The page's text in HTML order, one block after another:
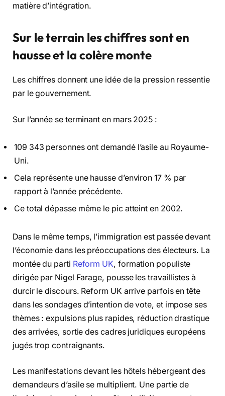
matière d’intégration.
Sur le terrain les chiffres sont en
hausse et la colère monte
Les chiffres donnent une idée de la pression ressentie
par le gouvernement.
Sur l’année se terminant en mars 2025 :
109 343 personnes ont demandé l’asile au Royaume-
Uni.
Cela représente une hausse d’environ 17 % par
rapport à l’année précédente.
Ce total dépasse même le pic atteint en 2002.
Dans le même temps, l’immigration est passée devant
l’économie dans les préoccupations des électeurs. La
montée du parti Reform UK, formation populiste
dirigée par Nigel Farage, pousse les travaillistes à
durcir le discours. Reform UK arrive parfois en tête
dans les sondages d’intention de vote, et impose ses
thèmes : expulsions plus rapides, réduction drastique
des arrivées, sortie des cadres juridiques européens
jugés trop contraignants.
Les manifestations devant les hôtels hébergeant des
demandeurs d’asile se multiplient. Une partie de